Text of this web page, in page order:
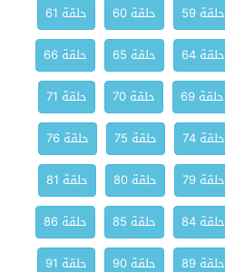
حلقة 59 حلقة 60
حلقة 61
حلقة 64 حلقة 65
حلقة 66
حلقة 69 حلقة 70
حلقة 71
حلقة 74 حلقة 75
حلقة 76
حلقة 79 حلقة 80
حلقة 81
حلقة 84 حلقة 85
حلقة 86
حلقة 89 حلقة 90
حلقة 91